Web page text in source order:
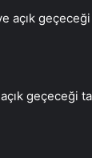
açık
geçeceği